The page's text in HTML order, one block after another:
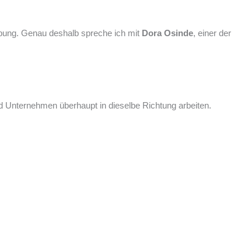
Genau deshalb spreche ich mit Dora Osinde, einer der
überhaupt in dieselbe Richtung arbeiten.